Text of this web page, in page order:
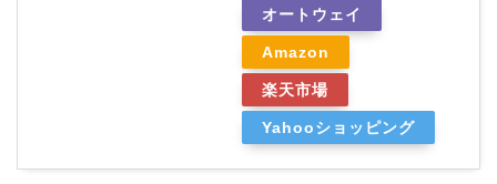
オートウェイ
Amazon
楽天市場
Yahooショッピング